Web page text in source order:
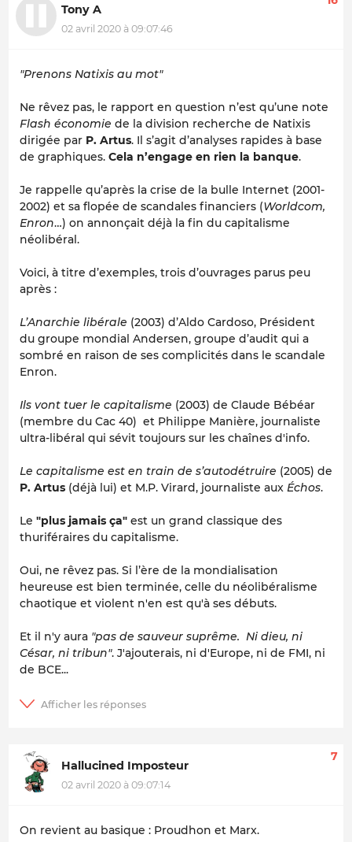
Tony A
02 avril 2020 à 09:07:46
"Prenons Natixis au mot"
Ne rêvez pas, le rapport en question n’est qu’une note
Flash économie de la division recherche de Natixis
dirigée par P. Artus. Il s’agit d’analyses rapides à base
de graphiques. Cela n’engage en rien la banque.
Je rappelle qu’après la crise de la bulle Internet (2001-
2002) et sa flopée de scandales financiers (Worldcom,
Enron…) on annonçait déjà la fin du capitalisme
néolibéral.
Voici, à titre d’exemples, trois d’ouvrages parus peu
après :
L’Anarchie libérale (2003) d’Aldo Cardoso, Président
du groupe mondial Andersen, groupe d’audit qui a
sombré en raison de ses complicités dans le scandale
Enron.
Ils vont tuer le capitalisme (2003) de Claude Bébéar
(membre du Cac 40) et Philippe Manière, journaliste
ultra-libéral qui sévit toujours sur les chaînes d'info.
Le capitalisme est en train de s’autodétruire (2005) de
P. Artus (déjà lui) et M.P. Virard, journaliste aux Échos.
Le "plus jamais ça" est un grand classique des
thuriféraires du capitalisme.
Oui, ne rêvez pas. Si l’ère de la mondialisation
heureuse est bien terminée, celle du néolibéralisme
chaotique et violent n'en est qu'à ses débuts.
Et il n'y aura "pas de sauveur suprême. Ni dieu, ni
César, ni tribun". J'ajouterais, ni d'Europe, ni de FMI, ni
de BCE...
Hallucined Imposteur
02 avril 2020 à 09:07:14
7
On revient au basique : Proudhon et Marx.